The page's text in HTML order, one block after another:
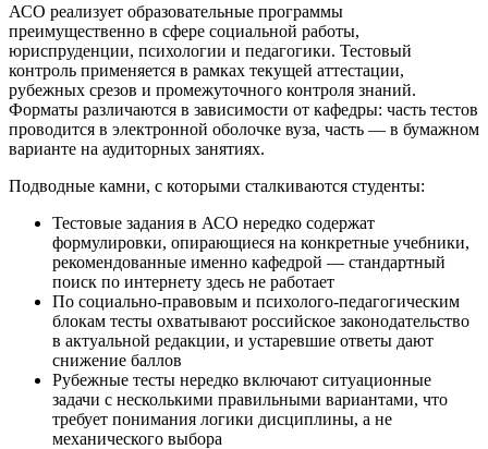
АСО реализует образовательные программы
преимущественно в сфере социальной работы,
юриспруденции, психологии и педагогики. Тестовый
контроль применяется в рамках текущей аттестации,
рубежных срезов и промежуточного контроля знаний.
Форматы различаются в зависимости от кафедры: часть тестов
проводится в электронной оболочке вуза, часть — в бумажном
варианте на аудиторных занятиях.
Подводные камни, с которыми сталкиваются студенты:
Тестовые задания в АСО нередко содержат
формулировки, опирающиеся на конкретные учебники,
рекомендованные именно кафедрой — стандартный
поиск по интернету здесь не работает
По социально-правовым и психолого-педагогическим
блокам тесты охватывают российское законодательство
в актуальной редакции, и устаревшие ответы дают
снижение баллов
Рубежные тесты нередко включают ситуационные
задачи с несколькими правильными вариантами, что
требует понимания логики дисциплины, а не
механического выбора